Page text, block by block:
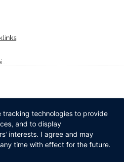
technologies to provide
and to display
interests. I agree and may
time with effect for the future.